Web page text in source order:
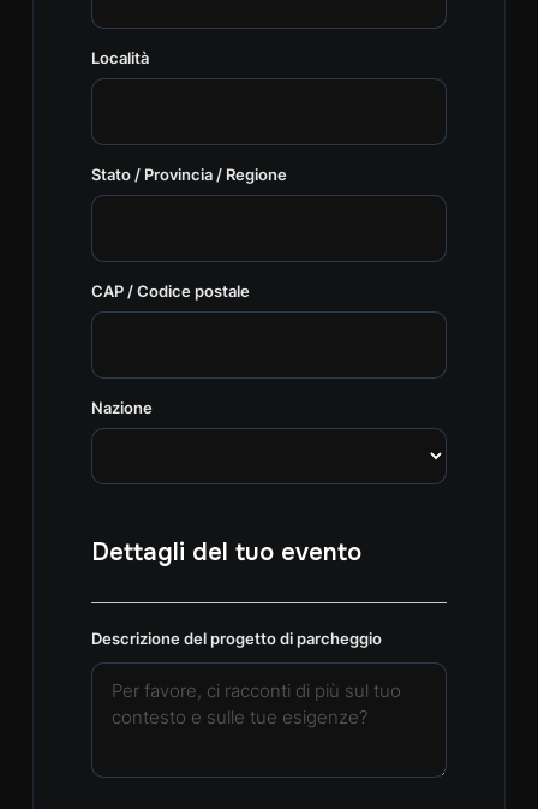
Località
Stato / Provincia / Regione
CAP / Codice postale
Nazione
Dettagli del tuo evento
Descrizione del progetto di parcheggio